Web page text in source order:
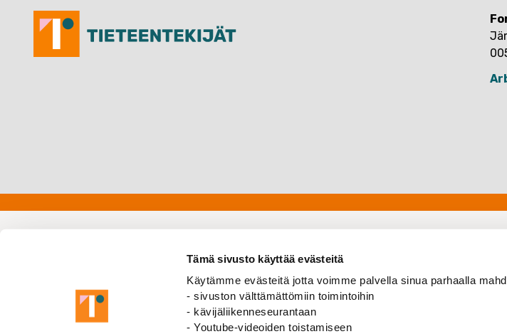
Tämä sivusto käyttää evästeitä
Käytämme evästeitä jotta voimme palvella sinua parhaalla
- sivuston välttämättömiin toimintoihin
- kävijäliikenneseurantaan
- Youtube-videoiden toistamiseen